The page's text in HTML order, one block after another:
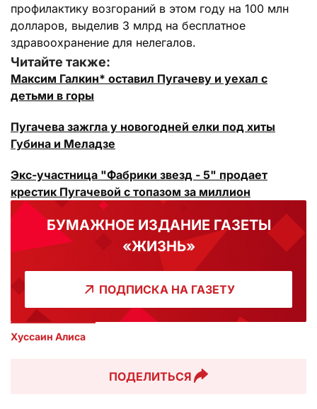
профилактику возгораний в этом году на 100 млн
долларов, выделив 3 млрд на бесплатное
здравоохранение для нелегалов.
Читайте также:
Максим Галкин* оставил Пугачеву и уехал с
детьми в горы
Пугачева зажгла у новогодней елки под хиты
Губина и Меладзе
Экс-участница "Фабрики звезд - 5" продает
крестик Пугачевой с топазом за миллион
БУМАЖНОЕ ИЗДАНИЕ ГАЗЕТЫ
«ЖИЗНЬ»
ПОДПИСКА НА ГАЗЕТУ
Хуссаин Алиса
ПОДЕЛИТЬСЯ